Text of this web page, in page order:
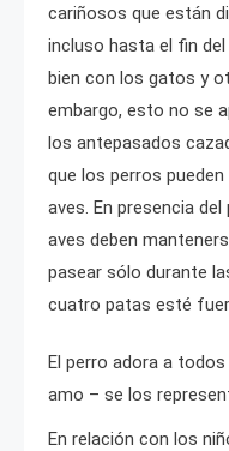
cariñosos que están
incluso hasta el fin
bien con los gatos y
embargo, esto no se
los antepasados
que los perros
aves. En presencia
aves deben
pasear sólo durante
cuatro patas esté
El perro adora a
amo – se los
En relación con los